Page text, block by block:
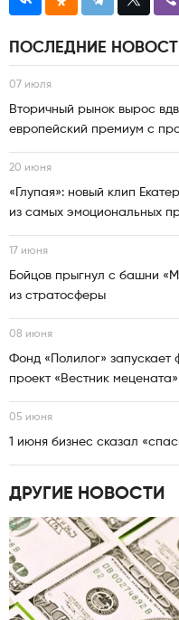
ПОСЛЕДНИЕ
07 июля
Вторичный рынок вырос
европейский премиум с
20 июня
«Глупая»: новый клип
из самых эмоциональных
17 июня
Бойцов прыгнул с башни
из стратосферы
08 июня
Фонд «Полилог» запускает
проект «Вестник мецената»
05 июня
1 июня бизнес сказал
ДРУГИЕ НОВОСТИ